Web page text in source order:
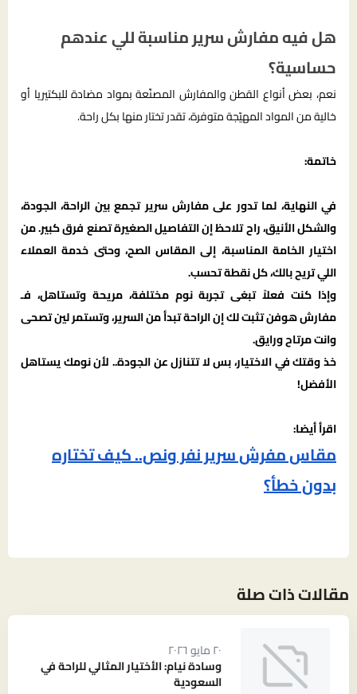
هل فيه مفارش سرير مناسبة للي عندهم
حساسية؟
نعم، بعض أنواع القطن والمفارش المصنّعة بمواد مضادة للبكتيريا أو
خالية من المواد المهيّجة متوفرة، تقدر تختار منها بكل راحة.
خاتمة:
في النهاية، لما تدور علىمفارش سريرتجمع بين الراحة، الجودة،
والشكل الأنيق، راح تلاحظ إن التفاصيل الصغيرة تصنع فرق كبير. من
اختيار الخامة المناسبة، إلى المقاس الصح، وحتى خدمة العملاء
اللي تريح بالك، كل نقطة تحسب.
وإذا كنت فعلاً تبغى تجربة نوم مختلفة، مريحة وتستاهل، فـ
مفارش هوفن تثبت لك إن الراحة تبدأ من السرير، وتستمر لين تصحى
وانت مرتاح ورايق.
خذ وقتك في الاختيار، بس لا تتنازل عن الجودة.. لأن نومك يستاهل
الأفضل!
اقرأ أيضا:
مقاس مفرش سرير نفر ونص.. كيف تختاره
بدون خطأ؟
مقالات ذات صلة
٢٠ مايو ٢٠٢٦
وسادة نيام: الأختيار المثالي للراحة في
السعودية